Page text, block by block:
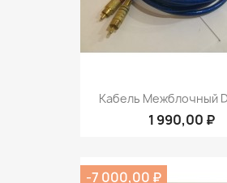
Кабель Межблочный
1 990,00 ₽
-7 000,00 ₽